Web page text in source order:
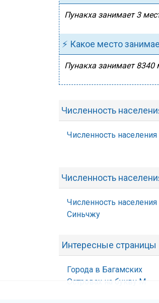
Пунакха занимает 3
⚡ Какое место
Пунакха занимает 8340
Численность
Численность
Численность
Численность населения
Синьчжу
Интересные страницы
Города в Багамских
Островах на букву М